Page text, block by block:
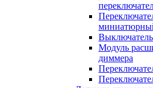
Модуль
диммера